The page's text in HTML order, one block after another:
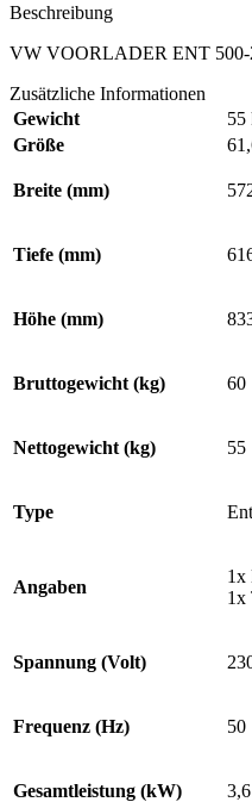
Beschreibung
VW VOORLADER ENT 500-
Zusätzliche Informationen
Gewicht
55
Größe
Breite (mm)
Tiefe (mm)
Höhe (mm)
Bruttogewicht (kg) 60
Nettogewicht (kg) 55
Type
Angaben
1x
1x
Spannung (Volt)
Frequenz (Hz) 50
Gesamtleistung (kW) 3,6